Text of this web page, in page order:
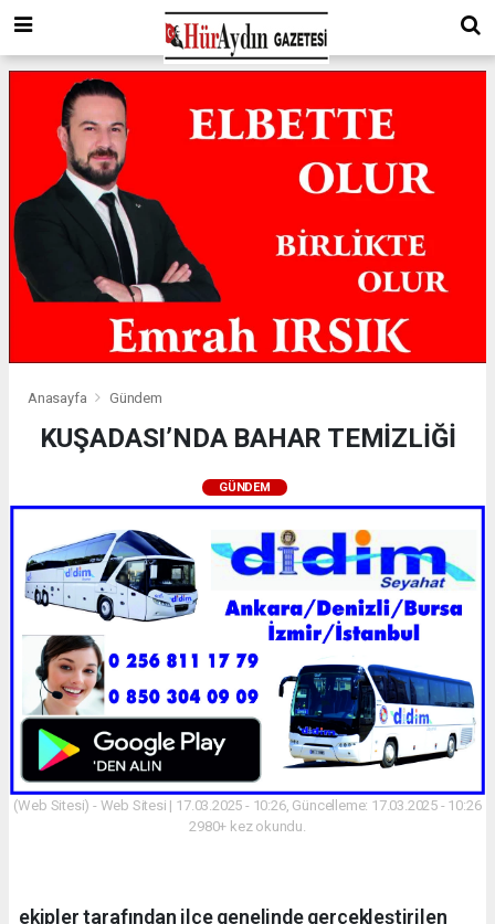
Anasayfa Gündem
KUŞADASI’NDA BAHAR TEMİZLİĞİ
GÜNDEM
(Web Sitesi) - Web Sitesi | 17.03.2025 - 10:26, Güncelleme: 17.03.2025 - 10:26
2980+ kez okundu.
ekipler tarafından ilçe genelinde gerçekleştirilen